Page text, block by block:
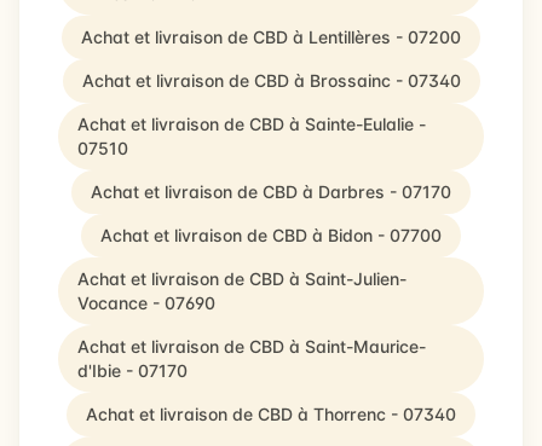
Achat et livraison de CBD à Lentillères - 07200
Achat et livraison de CBD à Brossainc - 07340
Achat et livraison de CBD à Sainte-Eulalie -
07510
Achat et livraison de CBD à Darbres - 07170
Achat et livraison de CBD à Bidon - 07700
Achat et livraison de CBD à Saint-Julien-
Vocance - 07690
Achat et livraison de CBD à Saint-Maurice-
d'Ibie - 07170
Achat et livraison de CBD à Thorrenc - 07340